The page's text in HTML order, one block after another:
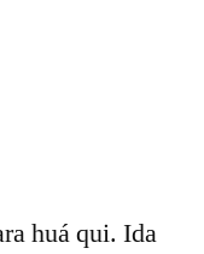
huá qui. Ida